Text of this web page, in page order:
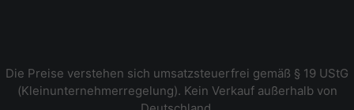
Die Preise verstehen sich umsatzsteuerfrei gemäß § 19 UStG
(Kleinunternehmerregelung). Kein Verkauf außerhalb von